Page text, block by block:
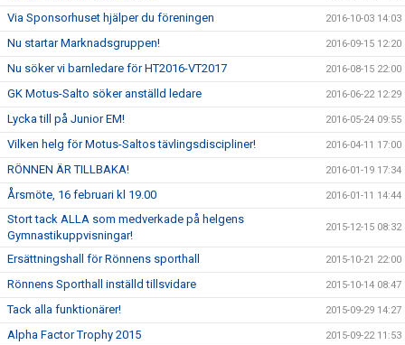
Via Sponsorhuset hjälper du föreningen 2016-10-03 14:03
Nu startar Marknadsgruppen! 2016-09-15 12:20
Nu söker vi barnledare för HT2016-VT2017 2016-08-15 22:00
GK Motus-Salto söker anställd ledare 2016-06-22 12:29
Lycka till på Junior EM! 2016-05-24 09:55
Vilken helg för Motus-Saltos tävlingsdiscipliner! 2016-04-11 17:00
RÖNNEN ÄR TILLBAKA! 2016-01-19 17:34
Årsmöte, 16 februari kl 19.00 2016-01-11 14:44
Stort tack ALLA som medverkade på helgens
Gymnastikuppvisningar!
2015-12-15 08:32
Ersättningshall för Rönnens sporthall 2015-10-21 22:00
Rönnens Sporthall inställd tillsvidare 2015-10-14 08:47
Tack alla funktionärer! 2015-09-29 14:27
Alpha Factor Trophy 2015 2015-09-22 11:53